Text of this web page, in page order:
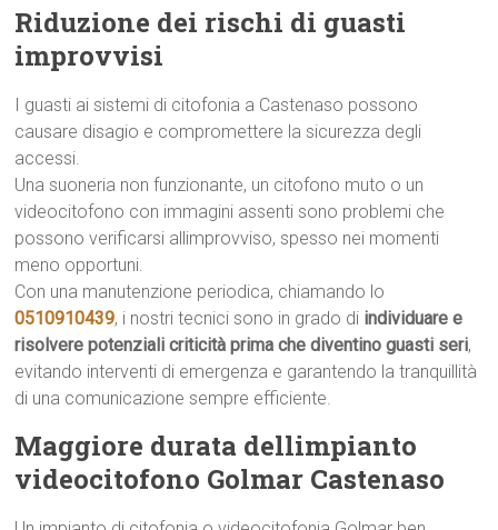
Riduzione dei rischi di guasti
improvvisi
I guasti ai sistemi di citofonia a Castenaso possono
causare disagio e compromettere la sicurezza degli
accessi.
Una suoneria non funzionante, un citofono muto o un
videocitofono con immagini assenti sono problemi che
possono verificarsi allimprovviso, spesso nei momenti
meno opportuni.
Con una manutenzione periodica, chiamando lo
0510910439, i nostri tecnici sono in grado di individuare e
risolvere potenziali criticità prima che diventino guasti seri,
evitando interventi di emergenza e garantendo la tranquillità
di una comunicazione sempre efficiente.
Maggiore durata dellimpianto
videocitofono Golmar Castenaso